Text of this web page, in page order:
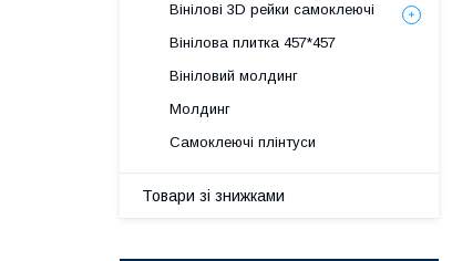
Вінілові 3D рейки самоклеючі
Вінілова плитка 457*457
Вініловий молдинг
Молдинг
Самоклеючі плінтуси
Товари зі знижками